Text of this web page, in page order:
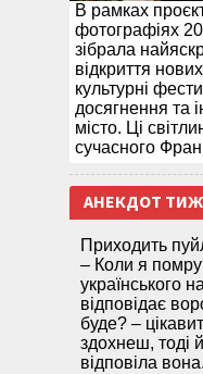
В рамках
фотографіях
зібрала
відкриття
культурні
досягнення та
місто. Ці
сучасного
АНЕКДОТ
Приходить
– Коли я
українського
відповідає
буде? –
здохнеш, тоді
відповіла вона.